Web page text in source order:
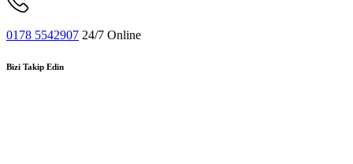
0178 5542907 24/7 Online
Bizi Takip Edin